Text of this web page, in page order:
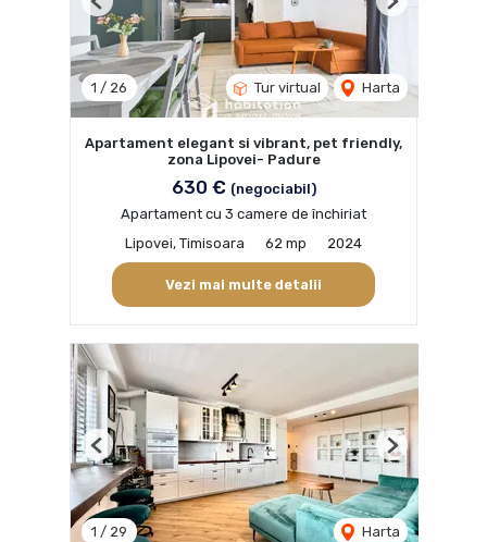
1 / 26 Tur virtual Harta
Previous Next
Apartament elegant si vibrant, pet friendly,
zona Lipovei- Padure
630 € (negociabil)
Apartament cu 3 camere de închiriat
Lipovei, Timisoara
62 mp 2024
Vezi mai multe detalii
1 / 29 Harta
Previous Next